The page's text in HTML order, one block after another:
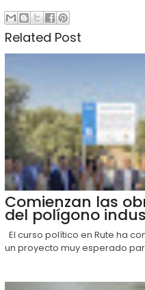
Related Post
Comienzan las
del polígono
El curso político en Rute ha
un proyecto muy esperado